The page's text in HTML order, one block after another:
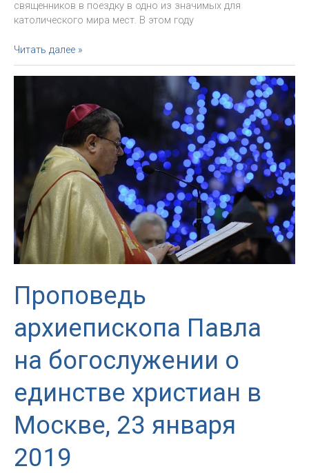
священников в поездку в одно из значимых для
католического мира мест. В этом году
Видео:
архиепископ
и
священников
Кёльнскую
епархию
Читать далее »
Проповедь
архиепископа Павла
на богослужении о
единстве христиан в
Москве, 23 января
2019